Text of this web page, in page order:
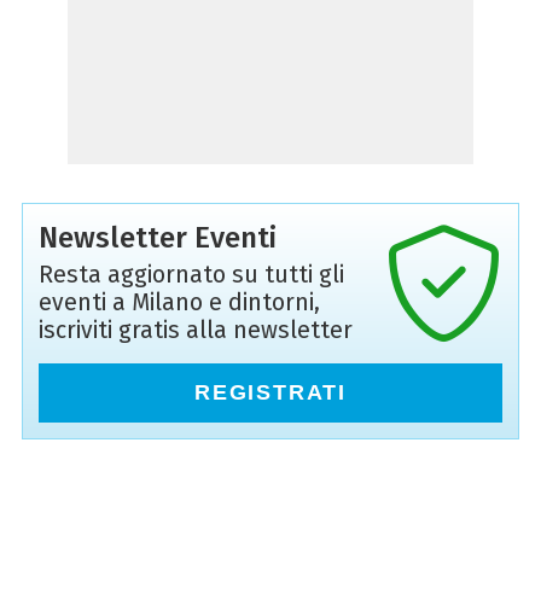
Newsletter Eventi
Resta aggiornato su tutti gli
eventi a Milano e dintorni,
iscriviti gratis alla newsletter
REGISTRATI